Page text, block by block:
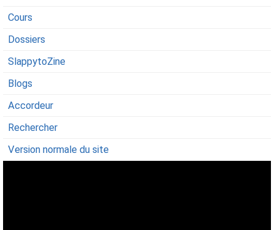
Cours
Dossiers
SlappytoZine
Blogs
Accordeur
Rechercher
Version normale du site